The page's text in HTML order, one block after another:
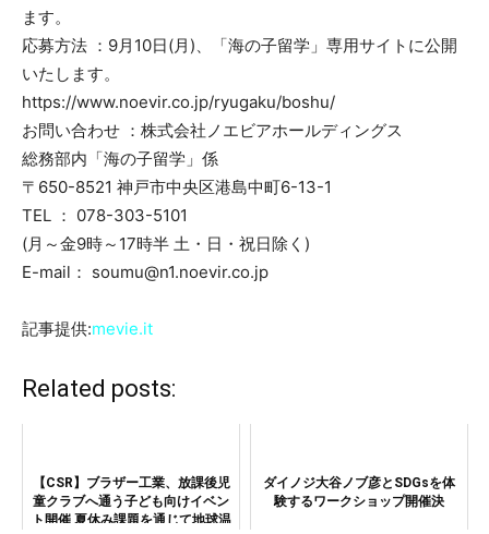
ます。
応募方法 ：9月10日(月)、「海の子留学」専用サイトに公開
いたします。
https://www.noevir.co.jp/ryugaku/boshu/
お問い合わせ ：株式会社ノエビアホールディングス
総務部内「海の子留学」係
〒650-8521 神戸市中央区港島中町6-13-1
TEL ： 078-303-5101
(月～金9時～17時半 土・日・祝日除く)
E-mail： soumu@n1.noevir.co.jp
記事提供:mevie.it
Related posts:
【CSR】ブラザー工業、放課後児
童クラブへ通う子ども向けイベン
ト開催 夏休み課題を通じて地球温
ダイノジ大谷ノブ彦とSDGsを体
験するワークショップ開催決